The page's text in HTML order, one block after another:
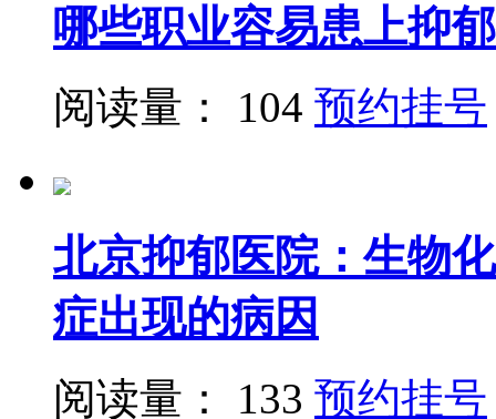
哪些职业容易患上抑
阅读量： 104 预约挂号
北京抑郁医院：生物
症出现的病因
阅读量： 133 预约挂号